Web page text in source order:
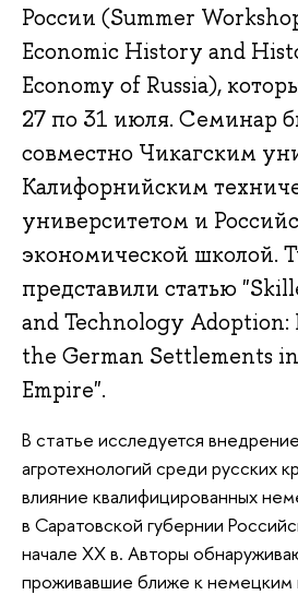
России (Summer
Economic History and
Economy of Russia),
27 по 31 июля. Семинар
совместно Чикагским
Калифорнийским
университетом и
экономической школой.
представили статью
and Technology Adoption:
the German Settlements
Empire".
В статье исследуется
агротехнологий среди русских
влияние квалифицированных
в Саратовской губернии
начале XX в. Авторы
проживавшие ближе к немецким